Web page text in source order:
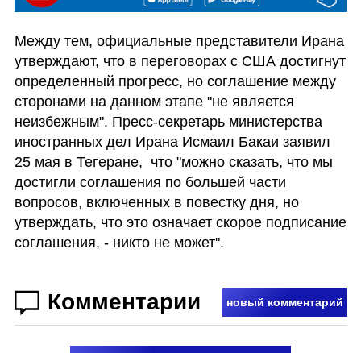
Между тем, официальные представители Ирана
утверждают, что в переговорах с США достигнут
определенный прогресс, но соглашение между
сторонами на данном этапе "не является
неизбежным". Пресс-секретарь министерства
иностранных дел Ирана Исмаил Бакаи заявил
25 мая в Тегеране,  что "можно сказать, что мы
достигли соглашения по большей части
вопросов, включенных в повестку дня, но
утверждать, что это означает скорое подписание
соглашения, - никто не может".
Комментарии новый комментарий